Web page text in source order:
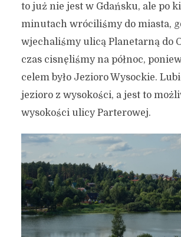
to już nie jest w Gdańsku, ale po
minutach wróciliśmy do miasta,
wjechaliśmy ulicą Planetarną do
czas cisnęliśmy na północ,
celem było Jezioro Wysockie.
jezioro z wysokości, a jest to
wysokości ulicy Parterowej.